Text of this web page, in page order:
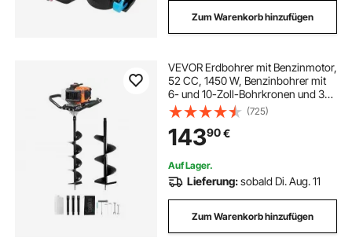
Zum Warenkorb hinzufügen
VEVOR Erdbohrer mit Benzinmotor,
52 CC, 1450 W, Benzinbohrer mit
6- und 10-Zoll-Bohrkronen und 3
Verlängerungsstangen, Lochbohrer
für Pfostenzäune für Ackerland,
Gartenpflanzen, Orange+Schwarz
(725)
14390€
Auf Lager.
Lieferung:sobald Di. Aug. 11
Zum Warenkorb hinzufügen